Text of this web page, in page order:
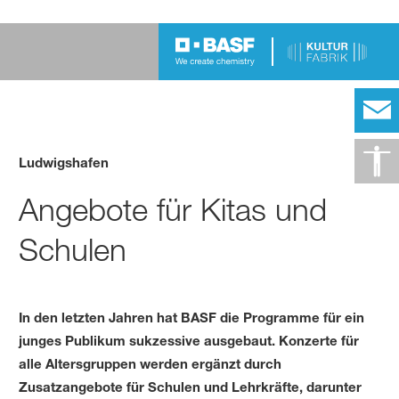
Ludwigshafen
Angebote für Kitas und
Schulen
In den letzten Jahren hat BASF die Programme für ein
junges Publikum sukzessive ausgebaut. Konzerte für
alle Altersgruppen werden ergänzt durch
Zusatzangebote für Schulen und Lehrkräfte, darunter